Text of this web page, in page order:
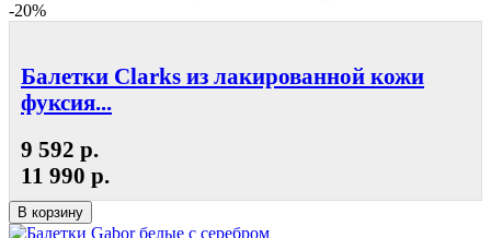
-20%
Балетки Clarks из лакированной кожи
фуксия...
9 592 р.
11 990 р.
В корзину